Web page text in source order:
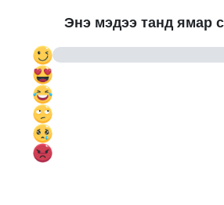
Энэ мэдээ танд ямар